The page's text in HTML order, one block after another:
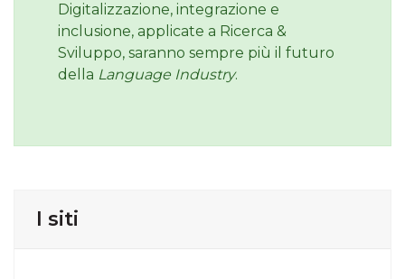
Digitalizzazione, integrazione e
inclusione, applicate a Ricerca &
Sviluppo, saranno sempre più il futuro
della Language Industry.
I siti